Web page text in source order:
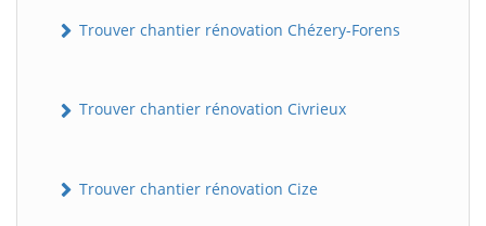
Trouver chantier rénovation Chézery-Forens
Trouver chantier rénovation Civrieux
Trouver chantier rénovation Cize